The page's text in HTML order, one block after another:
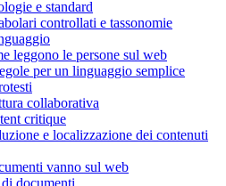
e standard
controllati e tassonomie
leggono le persone sul web
per un linguaggio semplice
collaborativa
critique
e localizzazione dei contenuti
vanno sul web
documenti